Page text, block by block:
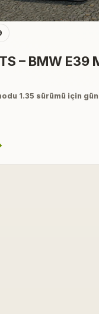
– BMW E39
1.35 sürümü için